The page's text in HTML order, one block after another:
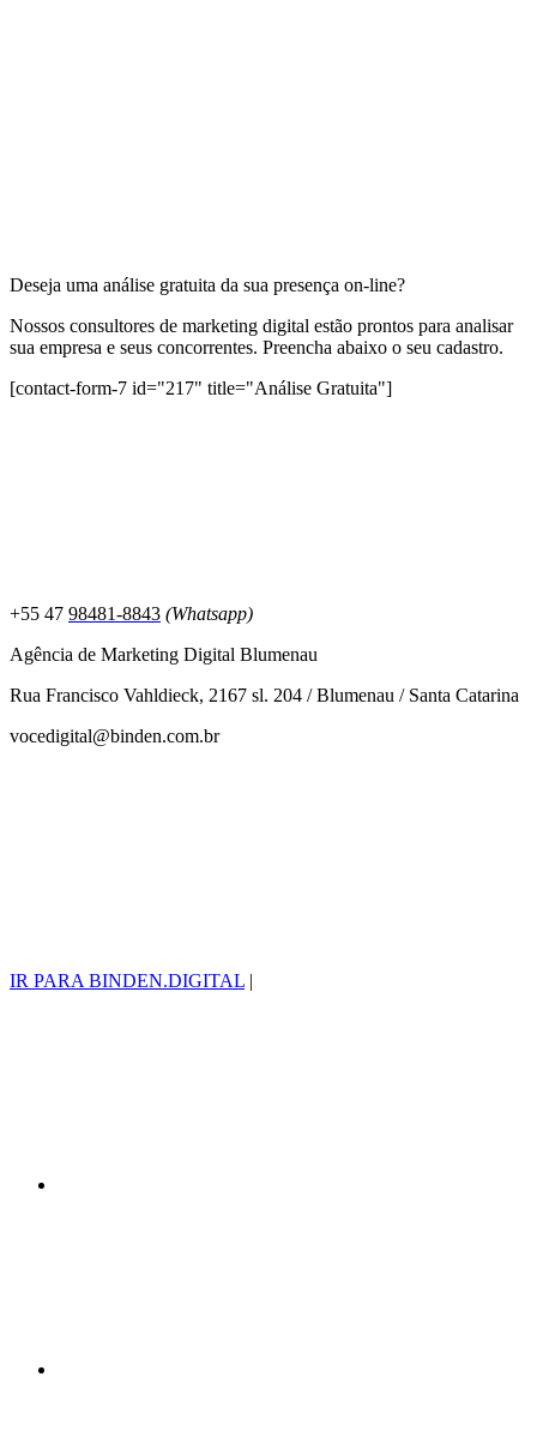
Deseja uma análise gratuita da sua presença on-line?
Nossos consultores de marketing digital estão prontos para analisar
sua empresa e seus concorrentes. Preencha abaixo o seu cadastro.
[contact-form-7 id="217" title="Análise Gratuita"]
+55 47 98481-8843 (Whatsapp)
Agência de Marketing Digital Blumenau
Rua Francisco Vahldieck, 2167 sl. 204 / Blumenau / Santa Catarina
vocedigital@binden.com.br
IR PARA BINDEN.DIGITAL |